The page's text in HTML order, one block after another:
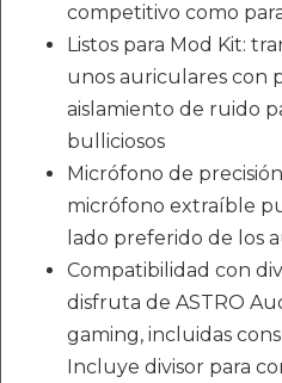
competitivo como
Listos para Mod Kit:
unos auriculares con
aislamiento de ruido
bulliciosos
Micrófono de
micrófono extraíble
lado preferido de los
Compatibilidad con
disfruta de ASTRO
gaming, incluidas
Incluye divisor para